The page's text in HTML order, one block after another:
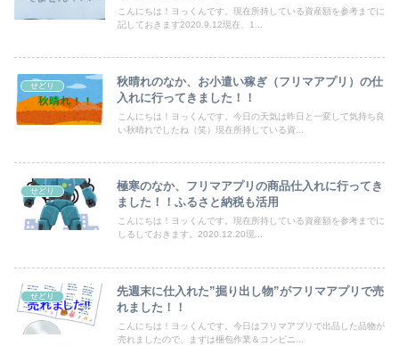
こんにちは！ヨっくんです。現在所持している資産額を参考までに
記しておきます2020.9.12現在、1...
せどり
秋晴れのなか、お小遣い稼ぎ（フリマアプリ）の仕
入れに行ってきました！！
こんにちは！ヨっくんです。今日の天気は昨日と一変して気持ち良
い秋晴れでしたね（笑）現在所持している資...
せどり
極寒のなか、フリマアプリの商品仕入れに行ってき
ました！！ふるさと納税も活用
こんにちは！ヨッくんです。現在所持している資産額を参考までに
しるしておきます。2020.12.20現...
せどり
先週末に仕入れた”掘り出し物”がフリマアプリで売
れました！！
こんにちは！ヨッくんです。今日はフリマアプリで出品した品物が
売れましたので、まずは梱包作業＆コンビニ...